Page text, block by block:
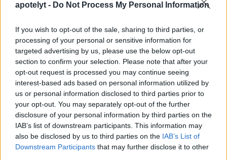
apotelyt - Do Not Process My Personal Information
If you wish to opt-out of the sale, sharing to third parties, or
processing of your personal or sensitive information for
targeted advertising by us, please use the below opt-out
section to confirm your selection. Please note that after your
opt-out request is processed you may continue seeing
interest-based ads based on personal information utilized by
us or personal information disclosed to third parties prior to
your opt-out. You may separately opt-out of the further
disclosure of your personal information by third parties on the
IAB’s list of downstream participants. This information may
also be disclosed by us to third parties on the IAB’s List of
Downstream Participants that may further disclose it to other